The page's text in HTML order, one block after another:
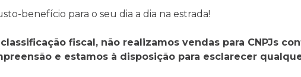
benefício para o seu dia a dia na estrada!
fiscal, não realizamos vendas para CNPJs
e estamos à disposição para esclarecer